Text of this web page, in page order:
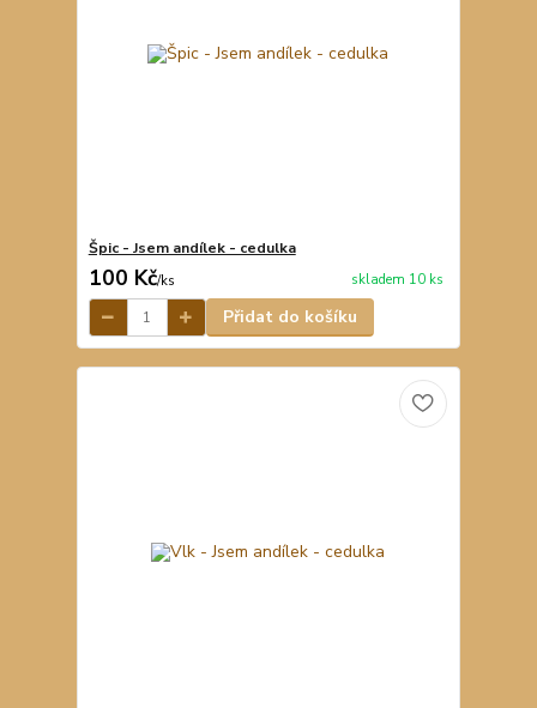
Špic - Jsem andílek - cedulka
100 Kč/ks skladem 10 ks
Přidat do košíku